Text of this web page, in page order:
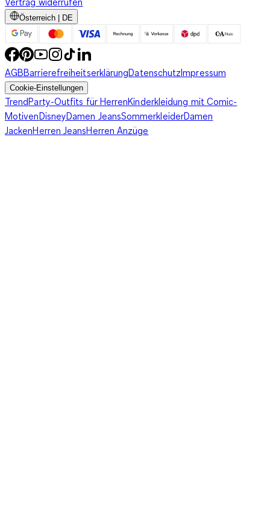
Österreich | DE
AGBBarrierefreiheitserklärungDatenschutzImpressum
Cookie-Einstellungen
TrendParty-Outfits für HerrenKinderkleidung mit Comic-
MotivenDisneyDamen JeansSommerkleiderDamen
JackenHerren JeansHerren Anzüge